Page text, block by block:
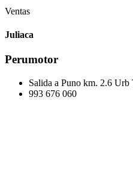
Ventas
Juliaca
Perumotor
Salida a Puno km. 2.6 Urb
993 676 060